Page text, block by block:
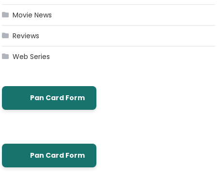
Movie News
Reviews
Web Series
Pan Card Form
Pan Card Form